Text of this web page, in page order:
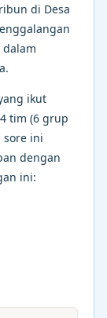
di Desa
ikut
tim (6 grup
sore ini
dengan
ini: